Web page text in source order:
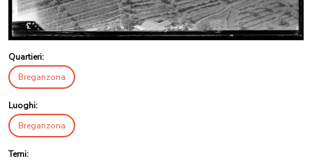
Quartieri:
Breganzona
Luoghi:
Breganzona
Temi: